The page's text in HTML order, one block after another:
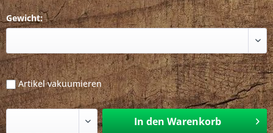
Gewicht:
Artikel vakuumieren
In den Warenkorb